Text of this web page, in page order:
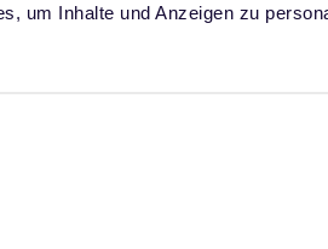
um Inhalte und Anzeigen zu